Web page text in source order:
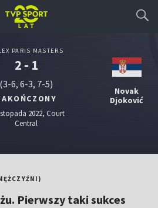
PARIS MASTERS
2 - 1
(3-6, 6-3, 7-5)
2022, Court
Central
Novak
Djoković
Pierwszy taki sukces